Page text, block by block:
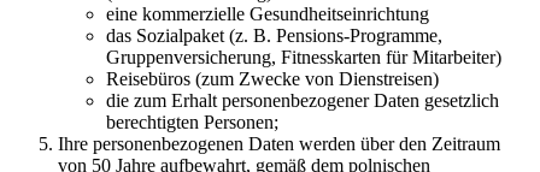
eine kommerzielle Gesundheitseinrichtung
das Sozialpaket (z. B. Pensions-Programme,
Gruppenversicherung, Fitnesskarten für Mitarbeiter)
Reisebüros (zum Zwecke von Dienstreisen)
die zum Erhalt personenbezogener Daten gesetzlich
berechtigten Personen;
Ihre personenbezogenen Daten werden über den Zeitraum
von 50 Jahre aufbewahrt, gemäß dem polnischen